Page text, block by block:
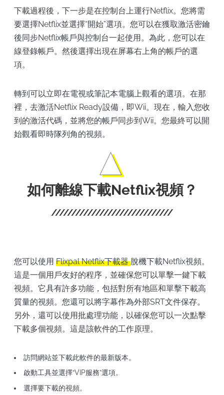
下載過程後，下一步是在控制台上運行Netflix。您將需
要選擇Netflix並選擇“開始”選項。您可以在獲取激活密鑰
後同步Netflix帳戶與控制台一起使用。為此，您可以在
線登錄帳戶。然後選擇出現在屏幕右上角的帳戶的選
項。
轉到可以立即在電視或筆記本電腦上觀看的選項。在那
裡，去激活Netflix Ready設備，即Wii。現在，輸入您收
到的激活代碼，並將您的帳戶同步到Wii。您最終可以開
始觀看即時隊列角的視頻。
如何離線下載Netflix視頻？
您可以使用 Flixpal Netflix下載器脫機下載Netflix視頻。
這是一個用戶友好的程序，並確保您可以單擊一鍵下載
視頻。它具有許多功能，包括對所有地區和單擊下載高
質量的視頻。您還可以將字幕作為外部SRT文件保存。
另外，還可以使用批處理功能，以確保您可以一次點擊
下載多個視頻。這是該軟件的工作原理。
訪問網站並下載此軟件的最新版本。
啟動工具並選擇“VIP服務”選項。
選擇要下載的視頻。